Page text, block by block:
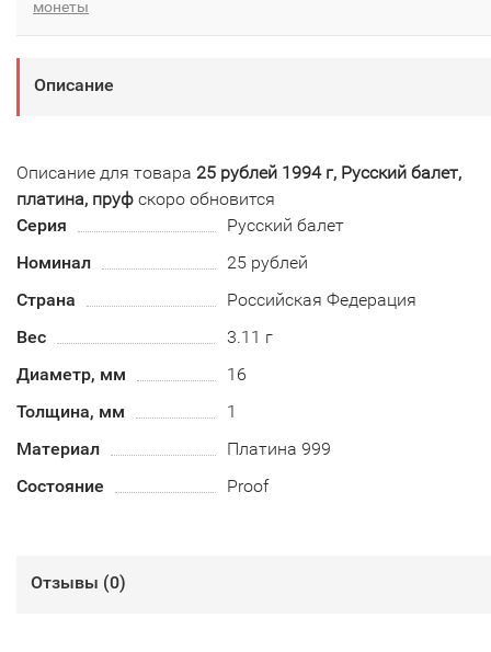
монеты
Описание
Описание для товара 25 рублей 1994 г, Русский балет,
платина, пруф скоро обновится
Серия
Русский балет
Номинал
25 рублей
Страна
Российская Федерация
Вес
3.11 г
Диаметр, мм
16
Толщина, мм
1
Материал
Платина 999
Состояние
Proof
Отзывы (0)